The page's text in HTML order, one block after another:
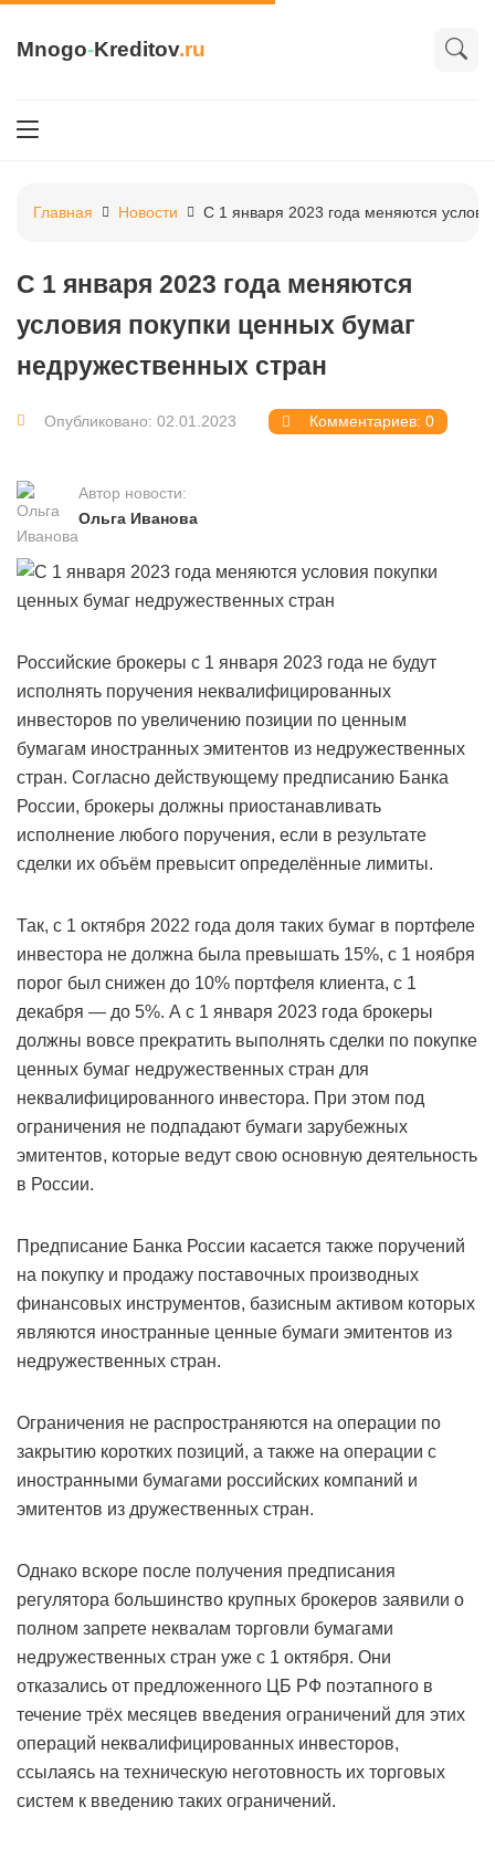
Mnogo-Kreditov.ru
Главная Новости С 1 января 2023 года меняются
С 1 января 2023 года меняются
условия покупки ценных бумаг
недружественных стран
Опубликовано: 02.01.2023 Комментариев: 0
Автор новости:
Ольга Иванова
Российские брокеры с 1 января 2023 года не будут
исполнять поручения неквалифицированных
инвесторов по увеличению позиции по ценным
бумагам иностранных эмитентов из недружественных
стран. Согласно действующему предписанию Банка
России, брокеры должны приостанавливать
исполнение любого поручения, если в результате
сделки их объём превысит определённые лимиты.
Так, с 1 октября 2022 года доля таких бумаг в портфеле
инвестора не должна была превышать 15%, с 1 ноября
порог был снижен до 10% портфеля клиента, с 1
декабря — до 5%. А с 1 января 2023 года брокеры
должны вовсе прекратить выполнять сделки по покупке
ценных бумаг недружественных стран для
неквалифицированного инвестора. При этом под
ограничения не подпадают бумаги зарубежных
эмитентов, которые ведут свою основную деятельность
в России.
Предписание Банка России касается также поручений
на покупку и продажу поставочных производных
финансовых инструментов, базисным активом которых
являются иностранные ценные бумаги эмитентов из
недружественных стран.
Ограничения не распространяются на операции по
закрытию коротких позиций, а также на операции с
иностранными бумагами российских компаний и
эмитентов из дружественных стран.
Однако вскоре после получения предписания
регулятора большинство крупных брокеров заявили о
полном запрете неквалам торговли бумагами
недружественных стран уже с 1 октября. Они
отказались от предложенного ЦБ РФ поэтапного в
течение трёх месяцев введения ограничений для этих
операций неквалифицированных инвесторов,
ссылаясь на техническую неготовность их торговых
систем к введению таких ограничений.